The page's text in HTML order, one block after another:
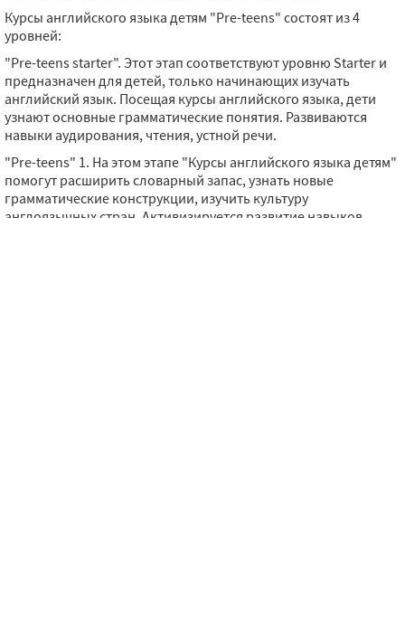
Курсы английского языка детям "Pre-teens" состоят из 4
уровней:
"Pre-teens starter". Этот этап соответствуют уровню Starter и
предназначен для детей, только начинающих изучать
английский язык. Посещая курсы английского языка, дети
узнают основные грамматические понятия. Развиваются
навыки аудирования, чтения, устной речи.
"Pre-teens" 1. На этом этапе "Курсы английского языка детям"
помогут расширить словарный запас, узнать новые
грамматические конструкции, изучить культуру
англоязычных стран. Активизируется развитие навыков